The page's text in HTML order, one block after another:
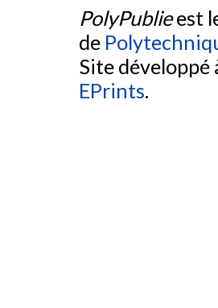
PolyPublieest
de
Site développé
EPrints.